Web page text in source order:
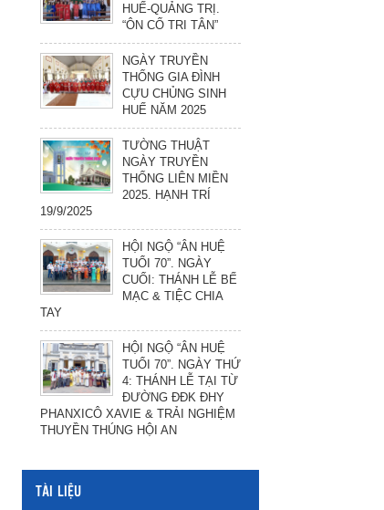
HUẾ-QUẢNG TRỊ.
“ÔN CỐ TRI TÂN”
NGÀY TRUYỀN
THỐNG GIA ĐÌNH
CỰU CHỦNG SINH
HUẾ NĂM 2025
TƯỜNG THUẬT
NGÀY TRUYỀN
THỐNG LIÊN MIỀN
2025. HẠNH TRÍ
19/9/2025
HỘI NGỘ “ÂN HUỆ
TUỔI 70”. NGÀY
CUỐI: THÁNH LỄ BẾ
MẠC & TIỆC CHIA
TAY
HỘI NGỘ “ÂN HUỆ
TUỔI 70”. NGÀY THỨ
4: THÁNH LỄ TẠI TỪ
ĐƯỜNG ĐĐK ĐHY
PHANXICÔ XAVIE & TRẢI NGHIỆM
THUYỀN THÚNG HỘI AN
TÀI LIỆU